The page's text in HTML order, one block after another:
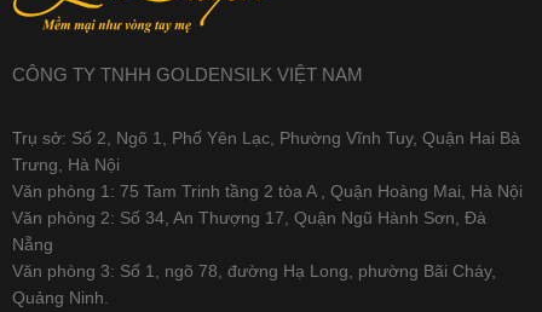
CÔNG TY TNHH GOLDENSILK VIỆT NAM
Trụ sở: Số 2, Ngõ 1, Phố Yên Lạc, Phường Vĩnh Tuy, Quận Hai Bà
Trưng, Hà Nội
Văn phòng 1: 75 Tam Trinh tầng 2 tòa A , Quận Hoàng Mai, Hà Nội
Văn phòng 2: Số 34, An Thượng 17, Quận Ngũ Hành Sơn, Đà
Nẵng
Văn phòng 3: Số 1, ngõ 78, đường Hạ Long, phường Bãi Cháy,
Quảng Ninh.